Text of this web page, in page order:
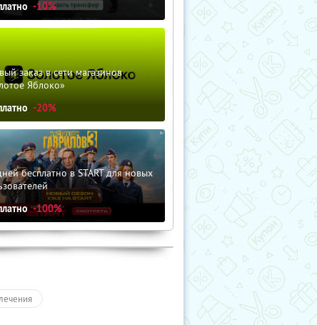
-10%
заказ в сети магазинов
Яблоко»
-20%
бесплатно в START для новых
-100%